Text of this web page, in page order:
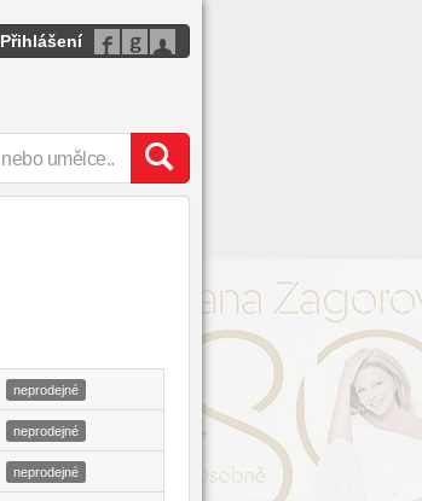
Přihlášení
neprodejné
neprodejné
neprodejné